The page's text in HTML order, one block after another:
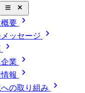
close_small
要 chevron_right
ッセージ chevron_right
chevron_right
業 chevron_right
報 chevron_right
の取り組み chevron_right